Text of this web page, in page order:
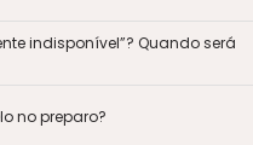
indisponível”? Quando será
no preparo?